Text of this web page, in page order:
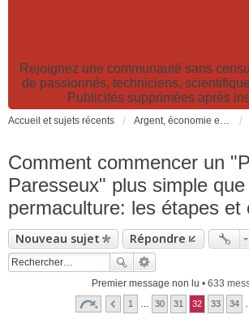
Rejoignez une communauté sans
de passionnés, techniciens,
Publicités supprimées après
Accueil et sujets récents Argent, économie et finance. Alimentation et agriculture. Développement durable, pollution de l'air et catastrophes. Gestion des déchets.
Comment commencer un
Paresseux" plus simple
permaculture: les étapes et
Nouveau sujet Répondre
Premier message non lu • 633
1 30 31 32 33 34